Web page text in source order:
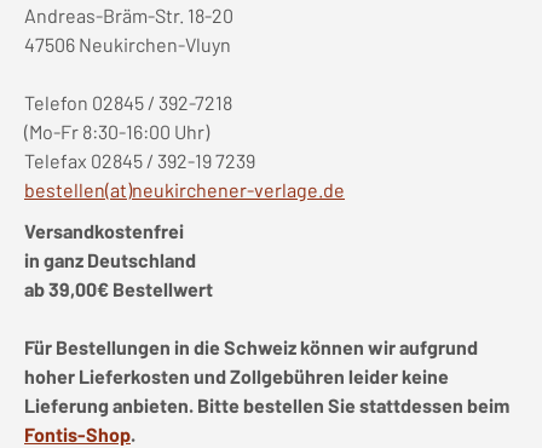
Andreas-Bräm-Str. 18-20
47506 Neukirchen-Vluyn
Telefon 02845 / 392-7218
(Mo-Fr 8:30-16:00 Uhr)
Telefax 02845 / 392-19 7239
bestellen(at)neukirchener-verlage.de
Versandkostenfrei
in ganz Deutschland
ab 39,00€ Bestellwert
Für Bestellungen in die Schweiz können wir aufgrund
hoher Lieferkosten und Zollgebühren leider keine
Lieferung anbieten. Bitte bestellen Sie stattdessen beim
Fontis-Shop.